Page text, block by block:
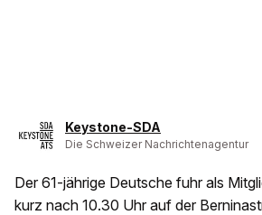
Keystone-SDA
Die Schweizer Nachrichtenagentur
Der 61-jährige Deutsche fuhr als
kurz nach 10.30 Uhr auf der